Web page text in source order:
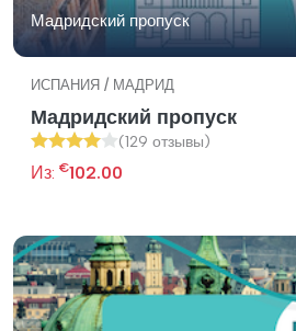
Мадридский пропуск
ИСПАНИЯ / МАДРИД
Мадридский пропуск
(129 отзывы)
Из: €102.00